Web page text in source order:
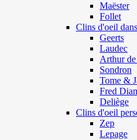
Maëster
Follet
Clins d'oeil
Geerts
Laudec
Arthur
Sondron
Tome &
Fred
Deliège
Clins d'oeil
Zep
Lepage